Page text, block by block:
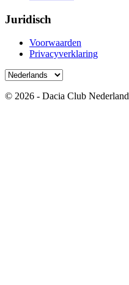
Juridisch
Voorwaarden
Privacyverklaring
© 2026 - Dacia Club Nederland